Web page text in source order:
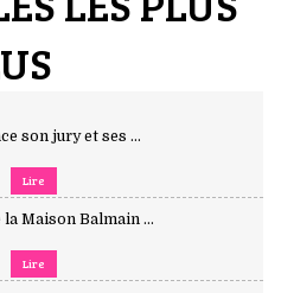
son jury et ses ...
Lire
Maison Balmain ...
Lire